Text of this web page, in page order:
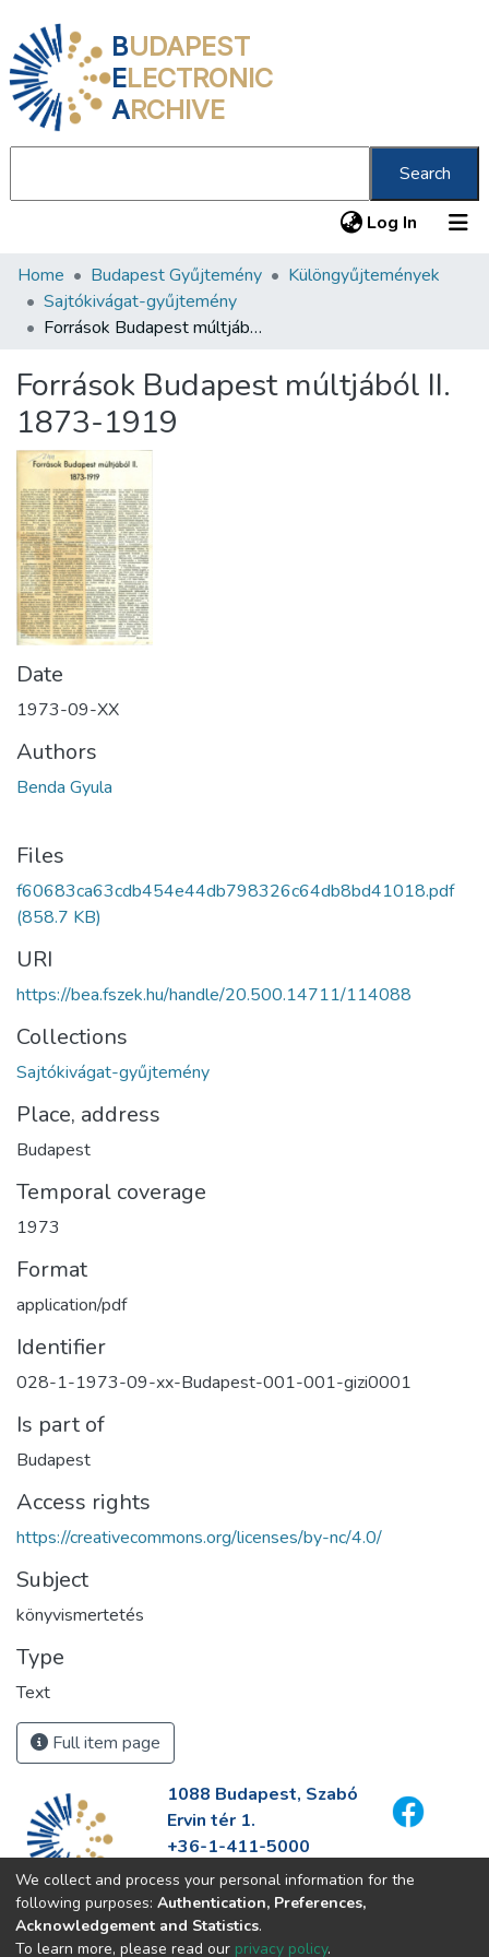
BUDAPEST
ELECTRONIC
ARCHIVE
Search
Log In (current)
Communities & Collections
All of DSpace
About us
Home Budapest Gyűjtemény
Különgyűjtemények
Sajtókivágat-gyűjtemény
Források Budapest múltjából II. 1873-1919
Források Budapest múltjából II.
1873-1919
Date
1973-09-XX
Authors
Benda Gyula
Files
f60683ca63cdb454e44db798326c64db8bd41018.pdf
(858.7 KB)
URI
https://bea.fszek.hu/handle/20.500.14711/114088
Collections
Sajtókivágat-gyűjtemény
Place, address
Budapest
Temporal coverage
1973
Format
application/pdf
Identifier
028-1-1973-09-xx-Budapest-001-001-gizi0001
Is part of
Budapest
Access rights
https://creativecommons.org/licenses/by-nc/4.0/
Subject
könyvismertetés
Type
Text
Full item page
1088 Budapest, Szabó
Ervin tér 1.
+36-1-411-5000
info@fszek.hu
https://fszek.hu
We collect and process your personal information for the
following purposes: Authentication, Preferences,
Acknowledgement and Statistics.
To learn more, please read our privacy policy.